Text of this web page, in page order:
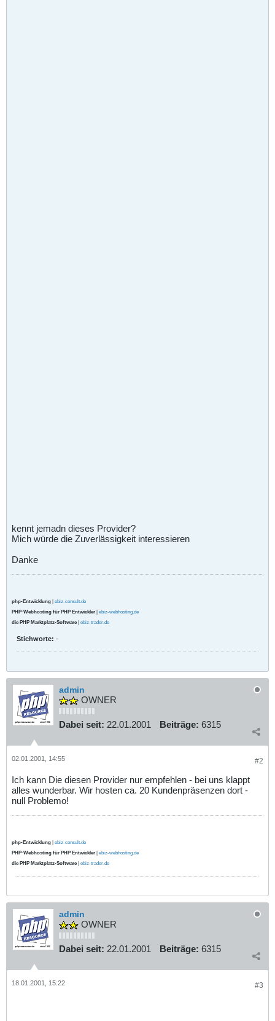
kennt jemadn dieses Provider?
Mich würde die Zuverlässigkeit interessieren
Danke
php-Entwicklung | ebiz-consult.de
PHP-Webhosting für PHP Entwickler | ebiz-webhosting.de
die PHP Marktplatz-Software | ebiz-trader.de
Stichworte: -
admin
OWNER
Dabei seit: 22.01.2001 Beiträge: 6315
#2
02.01.2001, 14:55
Ich kann Die diesen Provider nur empfehlen - bei uns klappt
alles wunderbar. Wir hosten ca. 20 Kundenpräsenzen dort -
null Problemo!
php-Entwicklung | ebiz-consult.de
PHP-Webhosting für PHP Entwickler | ebiz-webhosting.de
die PHP Marktplatz-Software | ebiz-trader.de
admin
OWNER
Dabei seit: 22.01.2001 Beiträge: 6315
#3
18.01.2001, 15:22